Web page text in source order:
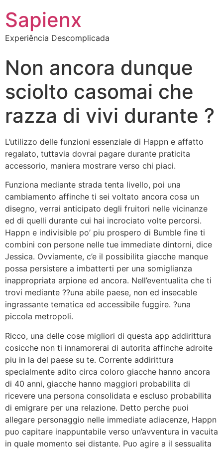
Sapienx
Experiência Descomplicada
Non ancora dunque
sciolto casomai che
razza di vivi durante ?
L’utilizzo delle funzioni essenziale di Happn e affatto
regalato, tuttavia dovrai pagare durante praticita
accessorio, maniera mostrare verso chi piaci.
Funziona mediante strada tenta livello, poi una
cambiamento affinche ti sei voltato ancora cosa un
disegno, verrai anticipato degli fruitori nelle vicinanze
ed di quelli durante cui hai incrociato volte percorsi.
Happn e indivisible po’ piu prospero di Bumble fine ti
combini con persone nelle tue immediate dintorni, dice
Jessica. Ovviamente, c’e il possibilita giacche manque
possa persistere a imbatterti per una somiglianza
inappropriata arpione ed ancora. Nell’eventualita che ti
trovi mediante ??una abile paese, non ed insecable
ingrassante tematica ed accessibile fuggire. ?una
piccola metropoli.
Ricco, una delle cose migliori di questa app addirittura
cosicche non ti innamorerai di autorita affinche adroite
piu in la del paese su te. Corrente addirittura
specialmente adito circa coloro giacche hanno ancora
di 40 anni, giacche hanno maggiori probabilita di
ricevere una persona consolidata e escluso probabilita
di emigrare per una relazione. Detto perche puoi
allegare personaggio nelle immediate adiacenze, Happn
puo capitare inappuntabile verso un’avventura in vacuita
in quale momento sei distante. Puo agire a il sessualita